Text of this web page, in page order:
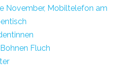
November, Mobiltelefon am
Fluch